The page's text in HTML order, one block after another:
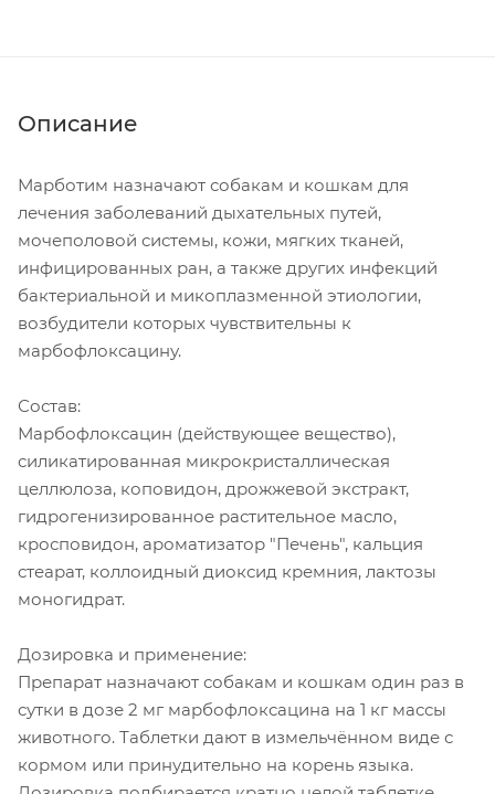
Описание
Марботим назначают собакам и кошкам для
лечения заболеваний дыхательных путей,
мочеполовой системы, кожи, мягких тканей,
инфицированных ран, а также других инфекций
бактериальной и микоплазменной этиологии,
возбудители которых чувствительны к
марбофлоксацину.
Состав:
Марбофлоксацин (действующее вещество),
силикатированная микрокристаллическая
целлюлоза, коповидон, дрожжевой экстракт,
гидрогенизированное растительное масло,
кросповидон, ароматизатор "Печень", кальция
стеарат, коллоидный диоксид кремния, лактозы
моногидрат.
Дозировка и применение:
Препарат назначают собакам и кошкам один раз в
сутки в дозе 2 мг марбофлоксацина на 1 кг массы
животного. Таблетки дают в измельчённом виде с
кормом или принудительно на корень языка.